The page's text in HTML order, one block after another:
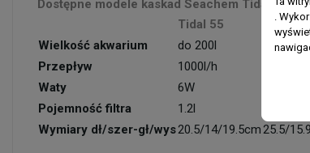
Dostępne modele kaskad Seachem Tidal:
Tidal 55
Tidal 75
Wielkość akwarium
do 200l do 300l
Przepływ
1000l/h
Waty
6W
Pojemność filtra
1.2l
Wymiary dł/szer-gł/wys20.5/14/19.5cm25.5/
.